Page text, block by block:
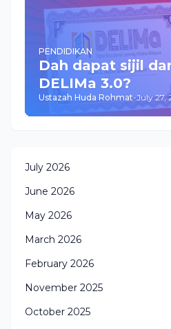
PENDIDIKAN
Dah dapat sijil
DELIMa 3.0?
Ustazah Huda Rohmat-July 27,
July 2026
June 2026
May 2026
March 2026
February 2026
November 2025
October 2025